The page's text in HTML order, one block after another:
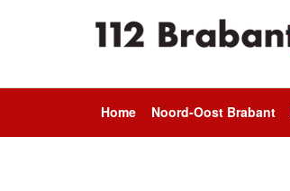
Home Noord-Oost Brabant